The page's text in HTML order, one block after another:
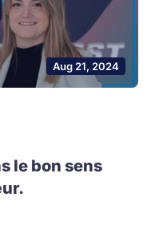
Aug 21, 2024
le bon sens